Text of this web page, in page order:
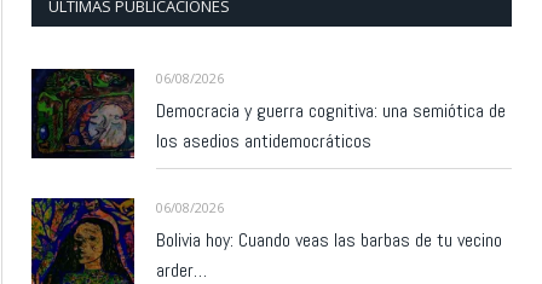
ÚLTIMAS PUBLICACIONES
06/08/2026
Democracia y guerra cognitiva: una semiótica de
los asedios antidemocráticos
06/08/2026
Bolivia hoy: Cuando veas las barbas de tu vecino
arder…